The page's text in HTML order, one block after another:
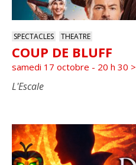
SPECTACLES THEATRE
COUP DE BLUFF
samedi 17 octobre - 20 h 30 >
L'Escale